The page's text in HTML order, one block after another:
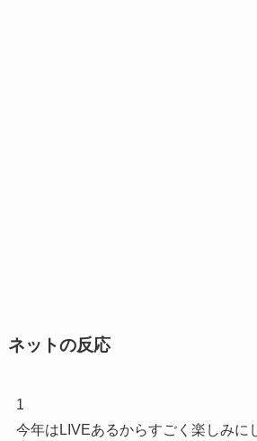
ネットの反応
1
今年はLIVEあるからすごく楽しみに